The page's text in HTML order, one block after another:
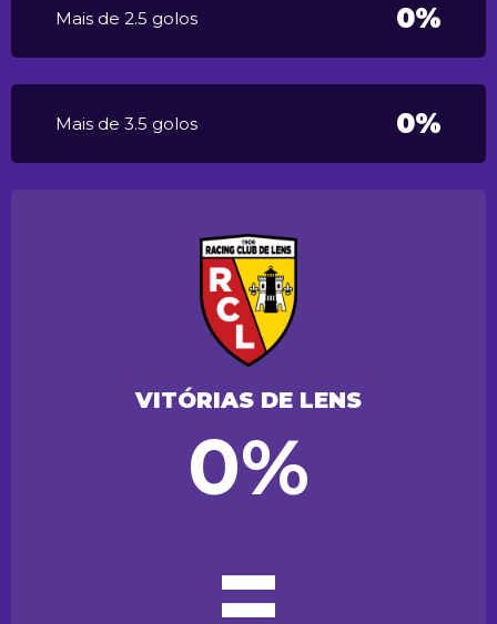
Mais de 2.5 golos 0%
Mais de 3.5 golos 0%
VITÓRIAS DE LENS
0%
=